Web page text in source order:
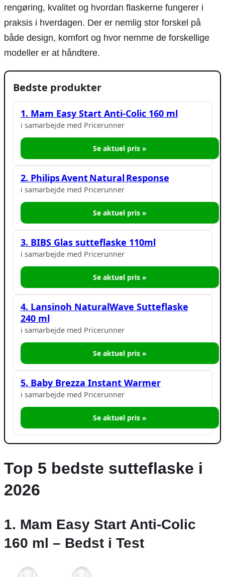
rengøring, kvalitet og hvordan flaskerne fungerer i
praksis i hverdagen. Der er nemlig stor forskel på
både design, komfort og hvor nemme de forskellige
modeller er at håndtere.
Bedste produkter
1. Mam Easy Start Anti-Colic 160 ml
i samarbejde med Pricerunner
Se aktuel pris »
2. Philips Avent Natural Response
i samarbejde med Pricerunner
Se aktuel pris »
3. BIBS Glas sutteflaske 110ml
i samarbejde med Pricerunner
Se aktuel pris »
4. Lansinoh NaturalWave Sutteflaske
240 ml
i samarbejde med Pricerunner
Se aktuel pris »
5. Baby Brezza Instant Warmer
i samarbejde med Pricerunner
Se aktuel pris »
Top 5 bedste sutteflaske i
2026
1. Mam Easy Start Anti-Colic
160 ml – Bedst i Test